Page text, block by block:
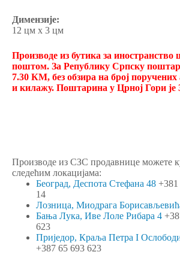
Димензије:
12 цм х 3 цм
Производе из бутика за
поштом. За Републику Српску
7.30 КМ, без обзира на број поручених
и килажу. Поштарина у Црној Гори је
Производе из СЗС продавнице можете
следећим локацијама:
Београд, Деспота Стефана 48 +381
14
Лозница, Миодрага
Бања Лука, Иве Лоле Рибара 4
623
Приједор, Краља Петра I
+387 65 693 623